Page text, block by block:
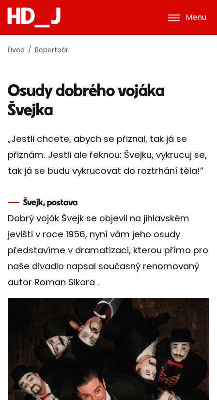
Menu
Úvod Repertoár
Osudy dobrého vojáka
Švejka
„Jestli chcete, abych se přiznal, tak já se
přiznám. Jestli ale řeknou: Švejku, vykrucuj se,
tak já se budu vykrucovat do roztrhání těla!”
Švejk, postava
Dobrý voják Švejk se objevil na jihlavském
jevišti v roce 1956, nyní vám jeho osudy
představíme v dramatizaci, kterou přímo pro
naše divadlo napsal současný renomovaný
autor Roman Sikora .